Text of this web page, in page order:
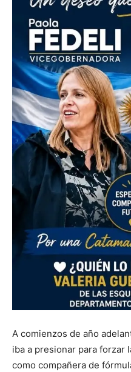
A comienzos de año
iba a presionar para forzar
como compañera de